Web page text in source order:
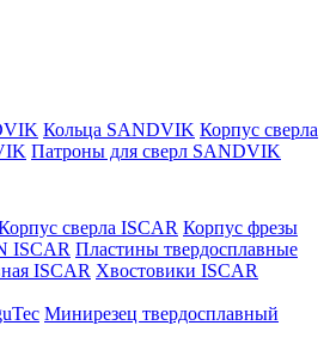
Кольца SANDVIK Корпус сверла
Патроны для сверл SANDVIK
сверла ISCAR Корпус фрезы
ISCAR Пластины твердосплавные
ISCAR Хвостовики ISCAR
Минирезец твердосплавный